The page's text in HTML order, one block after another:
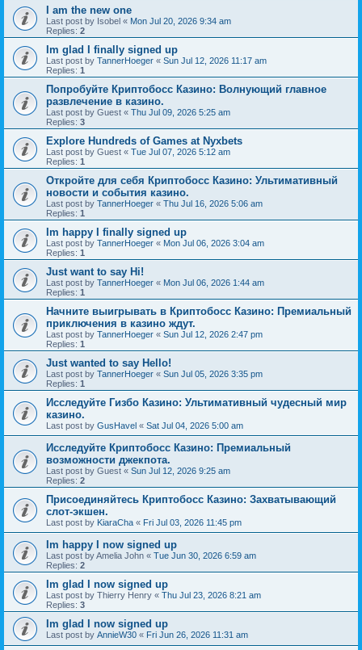
I am the new one
Last post by Isobel « Mon Jul 20, 2026 9:34 am
Replies: 2
Im glad I finally signed up
Last post by TannerHoeger « Sun Jul 12, 2026 11:17 am
Replies: 1
Попробуйте Криптобосс Казино: Волнующий главное
развлечение в казино.
Last post by Guest « Thu Jul 09, 2026 5:25 am
Replies: 3
Explore Hundreds of Games at Nyxbets
Last post by Guest « Tue Jul 07, 2026 5:12 am
Replies: 1
Откройте для себя Криптобосс Казино: Ультимативный
новости и события казино.
Last post by TannerHoeger « Thu Jul 16, 2026 5:06 am
Replies: 1
Im happy I finally signed up
Last post by TannerHoeger « Mon Jul 06, 2026 3:04 am
Replies: 1
Just want to say Hi!
Last post by TannerHoeger « Mon Jul 06, 2026 1:44 am
Replies: 1
Начните выигрывать в Криптобосс Казино: Премиальный
приключения в казино ждут.
Last post by TannerHoeger « Sun Jul 12, 2026 2:47 pm
Replies: 1
Just wanted to say Hello!
Last post by TannerHoeger « Sun Jul 05, 2026 3:35 pm
Replies: 1
Исследуйте Гизбо Казино: Ультимативный чудесный мир
казино.
Last post by GusHavel « Sat Jul 04, 2026 5:00 am
Исследуйте Криптобосс Казино: Премиальный
возможности джекпота.
Last post by Guest « Sun Jul 12, 2026 9:25 am
Replies: 2
Присоединяйтесь Криптобосс Казино: Захватывающий
слот-экшен.
Last post by KiaraCha « Fri Jul 03, 2026 11:45 pm
Im happy I now signed up
Last post byAmelia John « Tue Jun 30, 2026 6:59 am
Replies: 2
Im glad I now signed up
Last post by Thierry Henry « Thu Jul 23, 2026 8:21 am
Replies: 3
Im glad I now signed up
Last post by AnnieW30 « Fri Jun 26, 2026 11:31 am